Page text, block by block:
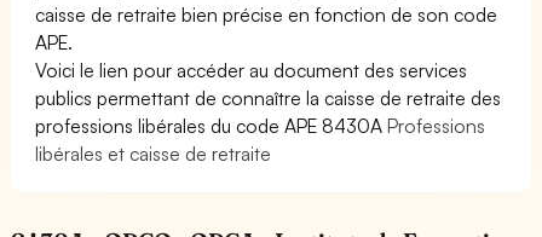
caisse de retraite bien précise en fonction de son code
APE.
Voici le lien pour accéder au document des services
publics permettant de connaître la caisse de retraite des
professions libérales du code APE 8430AProfessions
libérales et caisse de retraite